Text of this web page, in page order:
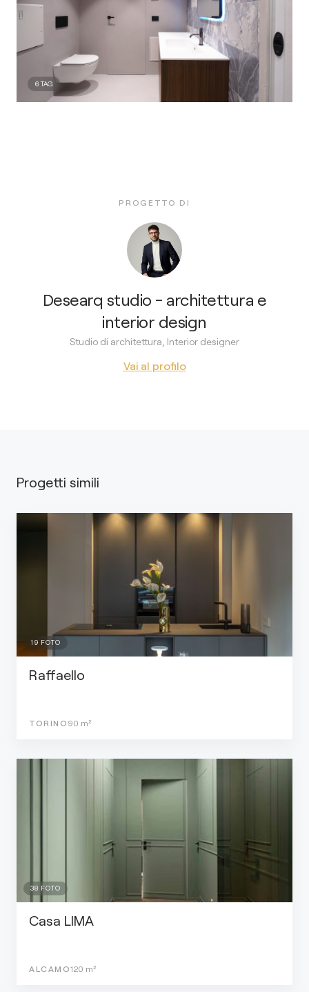
6 TAG
PROGETTO DI
Desearq studio - architettura e
interior design
Studio di architettura, Interior designer
Vai al profilo
Progetti simili
19 FOTO
Raffaello
TORINO 90 m²
38 FOTO
Casa LIMA
ALCAMO120 m²